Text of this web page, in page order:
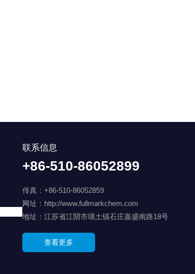
联系信息
+86-510-86052899
传真：+86-510-86052859
网址： http://www.fullmarkchem.com
地址：江苏省江阴市璜土镇石庄嘉盛南路18号
查看更多